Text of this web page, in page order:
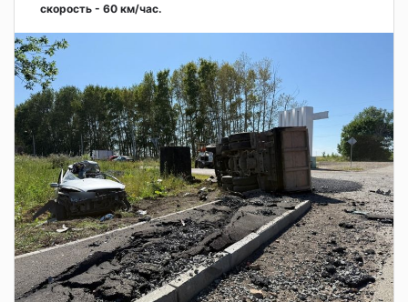
скорость - 60 км/час.